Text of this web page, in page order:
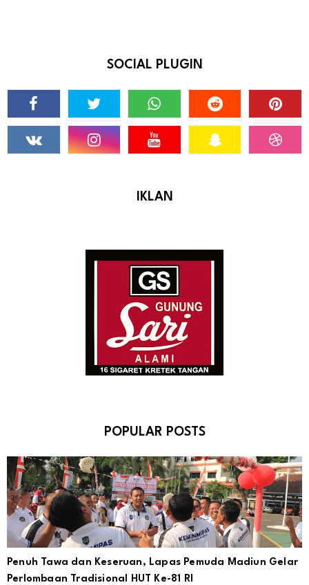
SOCIAL PLUGIN
IKLAN
POPULAR POSTS
Penuh Tawa dan Keseruan, Lapas Pemuda Madiun Gelar
Perlombaan Tradisional HUT Ke-81 RI